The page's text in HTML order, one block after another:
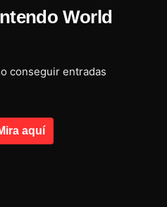
World
conseguir entradas
aquí